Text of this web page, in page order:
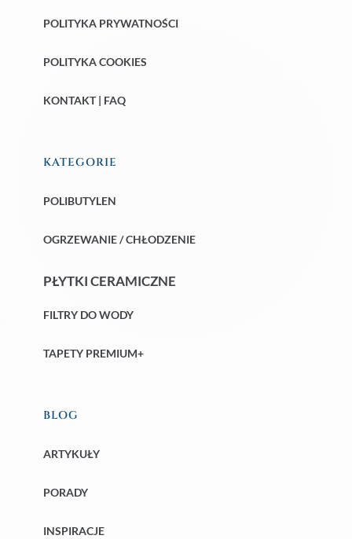
POLITYKA PRYWATNOŚCI
POLITYKA COOKIES
KONTAKT | FAQ
KATEGORIE
POLIBUTYLEN
OGRZEWANIE / CHŁODZENIE
PŁYTKI CERAMICZNE
FILTRY DO WODY
TAPETY PREMIUM+
BLOG
ARTYKUŁY
PORADY
INSPIRACJE